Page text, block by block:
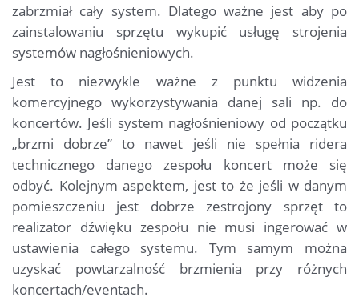
zabrzmiał cały system. Dlatego ważne jest aby po
zainstalowaniu sprzętu wykupić usługę strojenia
systemów nagłośnieniowych.
Jest to niezwykle ważne z punktu widzenia
komercyjnego wykorzystywania danej sali np. do
koncertów. Jeśli system nagłośnieniowy od początku
„brzmi dobrze” to nawet jeśli nie spełnia ridera
technicznego danego zespołu koncert może się
odbyć. Kolejnym aspektem, jest to że jeśli w danym
pomieszczeniu jest dobrze zestrojony sprzęt to
realizator dźwięku zespołu nie musi ingerować w
ustawienia całego systemu. Tym samym można
uzyskać powtarzalność brzmienia przy różnych
koncertach/eventach.